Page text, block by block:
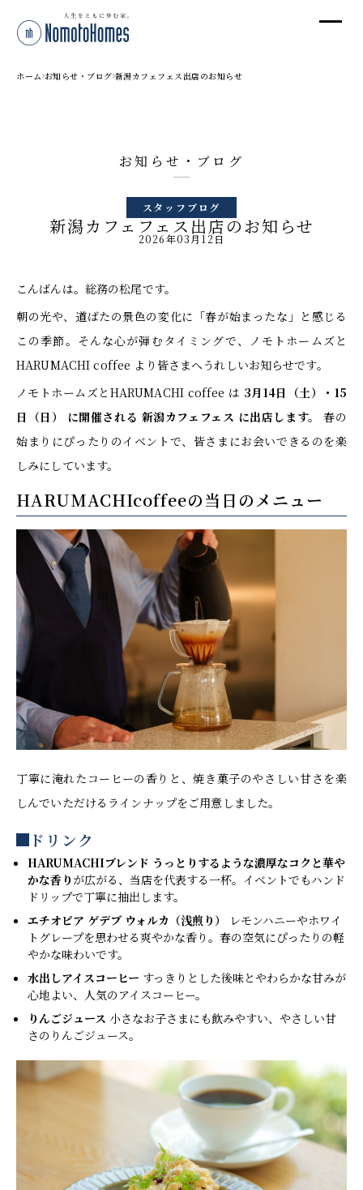
ホーム お知らせ・ブログ 新潟カフェフェス出店のお知らせ
お知らせ・ブログ
スタッフブログ
新潟カフェフェス出店のお知らせ
2026年03月12日
こんばんは。総務の松尾です。
朝の光や、道ばたの景色の変化に「春が始まったな」と感じる
この季節。そんな心が弾むタイミングで、ノモトホームズと
HARUMACHI coffee より皆さまへうれしいお知らせです。
ノモトホームズとHARUMACHI coffee は 3月14日（土）・15
日（日） に開催される 新潟カフェフェス に出店します。
春の
始まりにぴったりのイベントで、皆さまにお会いできるのを楽
しみにしています。
HARUMACHIcoffeeの当日のメニュー
丁寧に淹れたコーヒーの香りと、焼き菓子のやさしい甘さを楽
しんでいただけるラインナップをご用意しました。
ドリンク
HARUMACHIブレンド うっとりするような濃厚なコクと華や
かな香り が広がる、当店を代表する一杯。イベントでもハンド
ドリップで丁寧に抽出します。
エチオピア ゲデブ ウォルカ（浅煎り）
レモンハニーやホワイ
トグレープを思わせる爽やかな香り。春の空気にぴったりの軽
やかな味わいです。
水出しアイスコーヒー すっきりとした後味とやわらかな甘みが
心地よい、人気のアイスコーヒー。
りんごジュース 小さなお子さまにも飲みやすい、やさしい甘
さのりんごジュース。